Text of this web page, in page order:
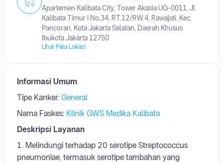
Apartemen Kalibata City, Tower Akasia UG-0011, Jl.
Kalibata Timur I No.34, RT.12/RW.4, Rawajati, Kec.
Pancoran, Kota Jakarta Selatan, Daerah Khusus
Ibukota Jakarta 12750
Lihat Peta Lokasi
Informasi Umum
Tipe Kanker: General
Nama Faskes: Klinik GWS Medika Kalibata
Deskripsi Layanan
1. Melindungi terhadap 20 serotipe Streptococcus
pneumoniae, termasuk serotipe tambahan yang